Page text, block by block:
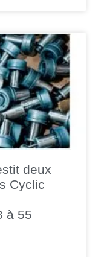
deux
Cyclic
à 55